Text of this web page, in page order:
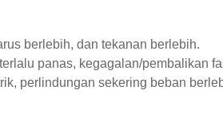
berlebih, dan tekanan berlebih.
panas, kegagalan/pembalikan
perlindungan sekering beban